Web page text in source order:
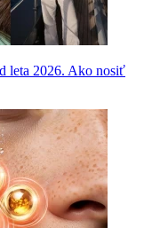
leta 2026. Ako nosiť